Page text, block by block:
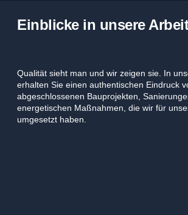
Einblicke in unsere Arbeit
Qualität sieht man und wir zeigen sie. In
erhalten Sie einen authentischen Eindruck
abgeschlossenen Bauprojekten,
energetischen Maßnahmen, die wir für
umgesetzt haben.